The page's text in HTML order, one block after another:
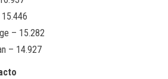
– 15.282
– 14.927